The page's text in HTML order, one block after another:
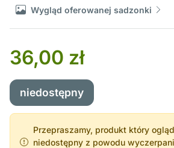
Wygląd oferowanej sadzonki
36,00 zł
niedostępny
Przepraszamy, produkt który
niedostępny z powodu